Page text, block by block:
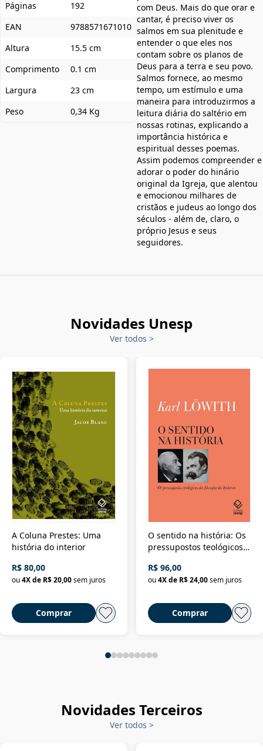
Páginas
192
EAN
9788571671010
Altura
15.5 cm
Comprimento
0.1 cm
Largura
23 cm
Peso
0,34 Kg
com Deus. Mais do que orar e
cantar, é preciso viver os
salmos em sua plenitude e
entender o que eles nos
contam sobre os planos de
Deus para a terra e seu povo.
Salmos fornece, ao mesmo
tempo, um estímulo e uma
maneira para introduzirmos a
leitura diária do saltério em
nossas rotinas, explicando a
importância histórica e
espiritual desses poemas.
Assim podemos compreender e
adorar o poder do hinário
original da Igreja, que alentou
e emocionou milhares de
cristãos e judeus ao longo dos
séculos - além de, claro, o
próprio Jesus e seus
seguidores.
Novidades Unesp
Ver todos >
A Coluna Prestes: Uma
história do interior
R$ 80,00
ou4X de R$ 20,00sem juros
Comprar
O sentido na história: Os
pressupostos teológicos
R$ 96,00
ou 4X de R$ 24,00 sem juros
Comprar
Novidades Terceiros
Ver todos >